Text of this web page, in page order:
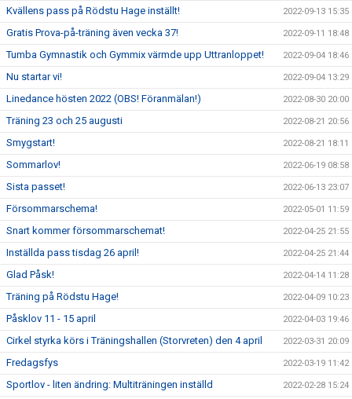
Kvällens pass på Rödstu Hage inställt! 2022-09-13 15:35
Gratis Prova-på-träning även vecka 37! 2022-09-11 18:48
Tumba Gymnastik och Gymmix värmde upp Uttranloppet! 2022-09-04 18:46
Nu startar vi! 2022-09-04 13:29
Linedance hösten 2022 (OBS! Föranmälan!) 2022-08-30 20:00
Träning 23 och 25 augusti 2022-08-21 20:56
Smygstart! 2022-08-21 18:11
Sommarlov! 2022-06-19 08:58
Sista passet! 2022-06-13 23:07
Försommarschema! 2022-05-01 11:59
Snart kommer försommarschemat! 2022-04-25 21:55
Inställda pass tisdag 26 april! 2022-04-25 21:44
Glad Påsk! 2022-04-14 11:28
Träning på Rödstu Hage! 2022-04-09 10:23
Påsklov 11 - 15 april 2022-04-03 19:46
Cirkel styrka körs i Träningshallen (Storvreten) den 4 april 2022-03-31 20:09
Fredagsfys 2022-03-19 11:42
Sportlov - liten ändring: Multiträningen inställd 2022-02-28 15:24